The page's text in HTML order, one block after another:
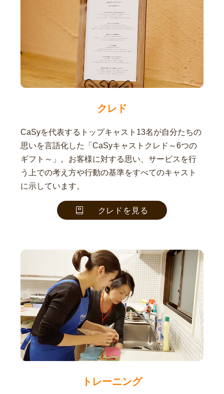
クレド
CaSyを代表するトップキャスト13名が自分たちの
思いを言語化した「CaSyキャストクレド～6つの
ギフト～」。お客様に対する思い、サービスを行
う上での考え方や行動の基準をすべてのキャスト
に示しています。
クレドを見る
トレーニング